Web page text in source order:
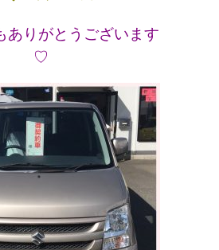
ありがとうございます
♡